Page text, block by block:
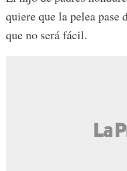
quiere que la pelea pase
que no será fácil.